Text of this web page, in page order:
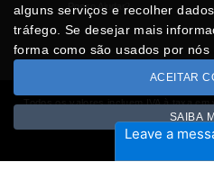
Leave a
Posso Ajudar?
Todos os valores incluem IVA à taxa
Copyright ©
Desenvolvido
alguns serviços e recolher
tráfego. Se desejar mais
forma como são usados por nós
ACEITAR
SAIBA